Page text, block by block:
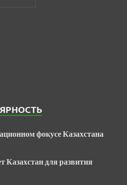
фокусе Казахстана
Казахстан для развития